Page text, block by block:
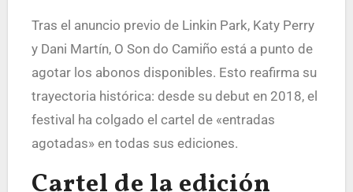
Tras el anuncio previo de Linkin Park, Katy Perry
y Dani Martín, O Son do Camiño está a punto de
agotar los abonos disponibles. Esto reafirma su
trayectoria histórica: desde su debut en 2018, el
festival ha colgado el cartel de «entradas
agotadas» en todas sus ediciones.
Cartel de la edición